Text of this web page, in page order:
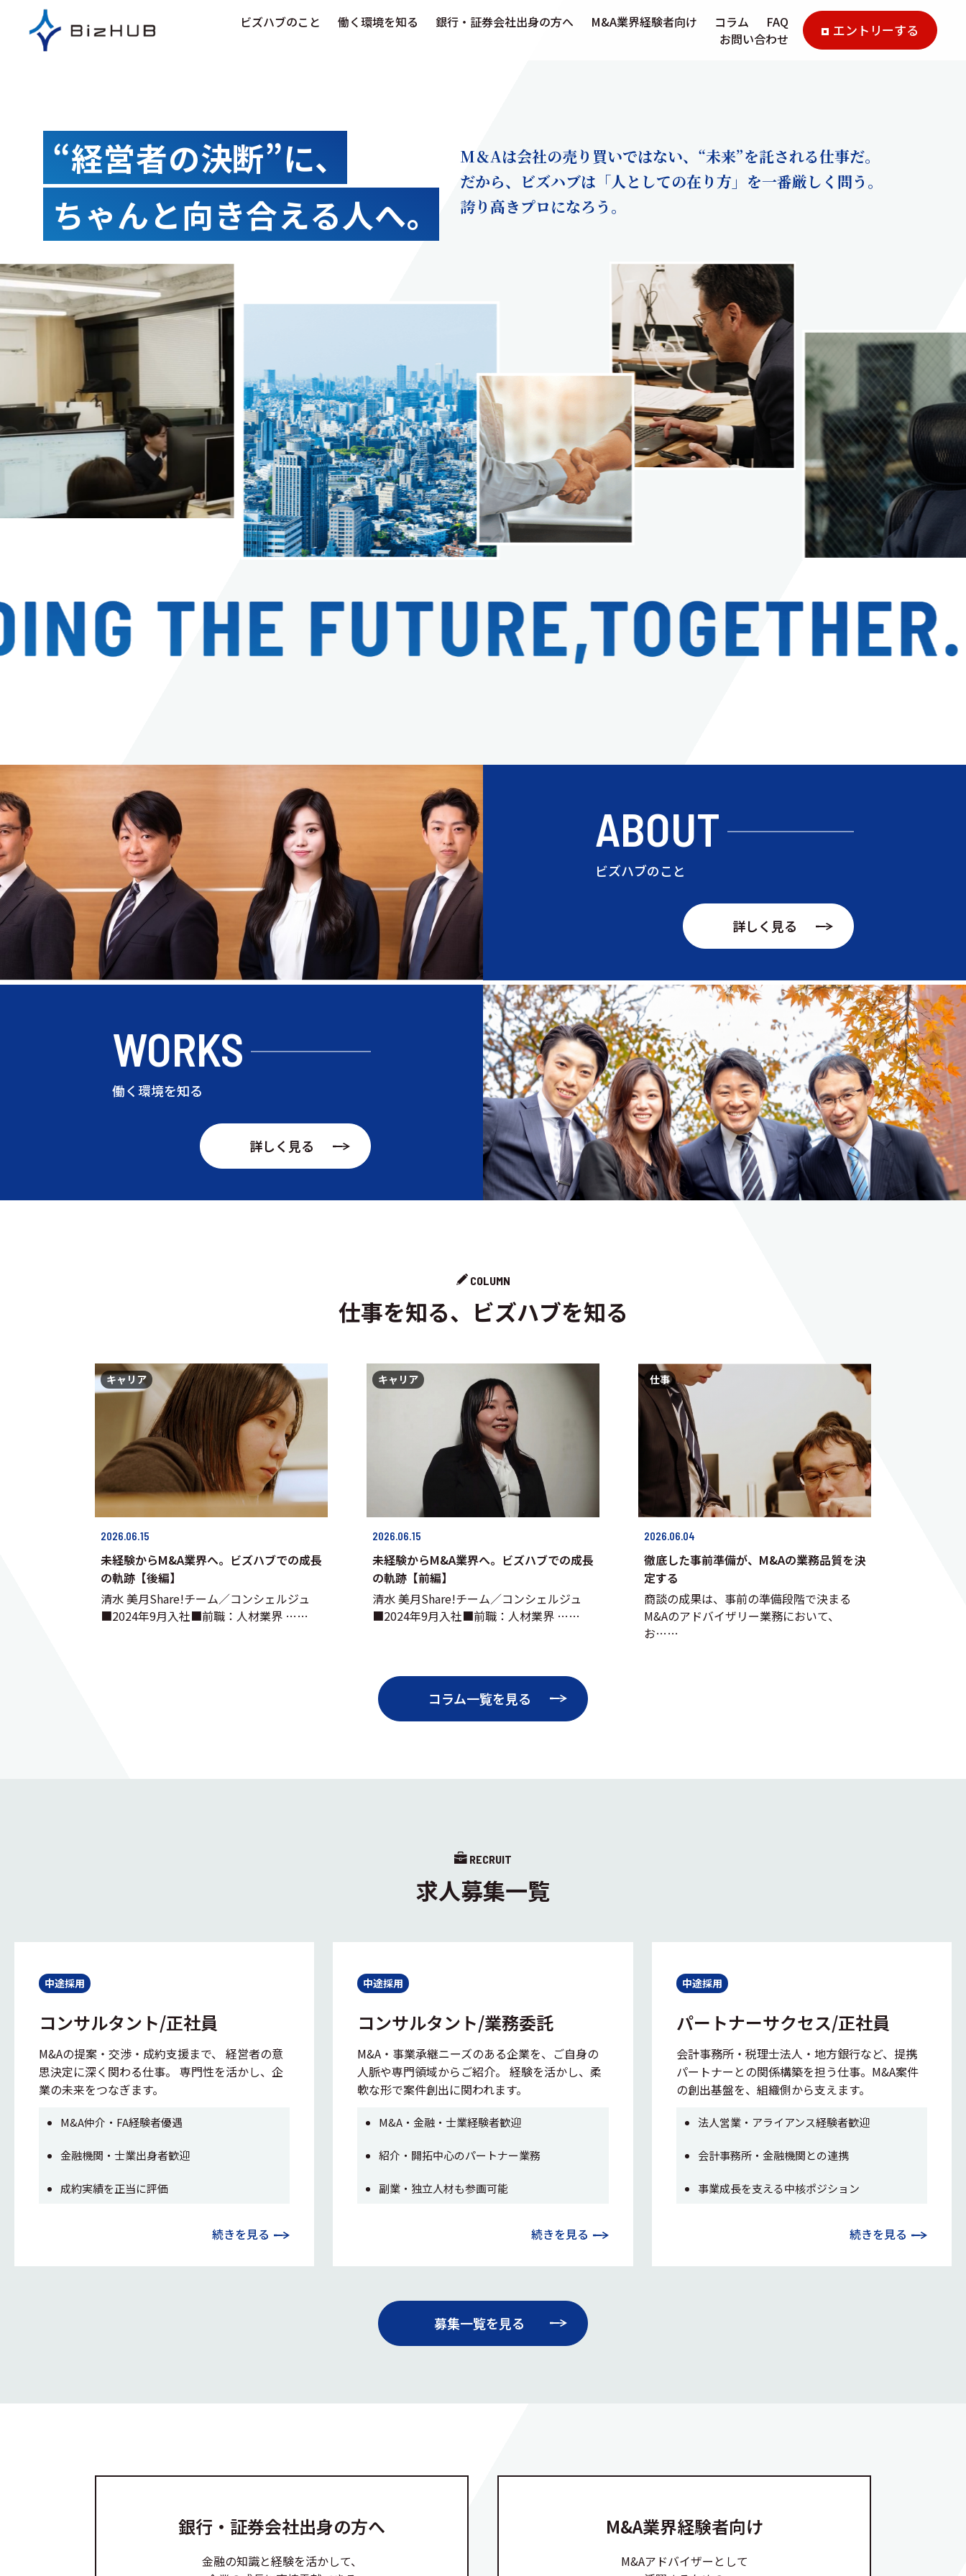
ビズハブのこと 働く環境を知る 銀行・証券会社出身の方へ M&A業界経験者向け コラム
FAQ
お問い合わせ
エントリーする
“経営者の決断”に、
ちゃんと向き合える人へ。
M＆Aは会社の売り買いではない、“未来”を託される仕事だ。
だから、ビズハブは「人としての在り方」を一番厳しく問う。
誇り高きプロになろう。
ABOUT
ビズハブのこと
詳しく見る
WORKS
働く環境を知る
詳しく見る
COLUMN
仕事を知る、ビズハブを知る
2026.06.15
未経験からM&A業界へ。ビズハブでの成長
の軌跡【後編】
清水 美月Share!チーム／コンシェルジュ
■2024年9月入社■前職：人材業界 ……
キャリア
2026.06.15
未経験からM&A業界へ。ビズハブでの成長
の軌跡【前編】
清水 美月Share!チーム／コンシェルジュ
■2024年9月入社■前職：人材業界 ……
キャリア
2026.06.04
徹底した事前準備が、M&Aの業務品質を決
定する
商談の成果は、事前の準備段階で決まる
M&Aのアドバイザリー業務において、
お……
仕事
コラム一覧を見る
RECRUIT
求人募集一覧
中途採用
コンサルタント/正社員
M&Aの提案・交渉・成約支援まで、 経営者の意
思決定に深く関わる仕事。 専門性を活かし、企
業の未来をつなぎます。
M&A仲介・FA経験者優遇
金融機関・士業出身者歓迎
成約実績を正当に評価
続きを見る
中途採用
コンサルタント/業務委託
M&A・事業承継ニーズのある企業を、ご自身の
人脈や専門領域からご紹介。 経験を活かし、柔
軟な形で案件創出に関われます。
M&A・金融・士業経験者歓迎
紹介・開拓中心のパートナー業務
副業・独立人材も参画可能
続きを見る
中途採用
パートナーサクセス/正社員
会計事務所・税理士法人・地方銀行など、提携
パートナーとの関係構築を担う仕事。M&A案件
の創出基盤を、組織側から支えます。
法人営業・アライアンス経験者歓迎
会計事務所・金融機関との連携
事業成長を支える中核ポジション
続きを見る
募集一覧を見る
銀行・証券会社出身の方へ
金融の知識と経験を活かして、
M&A業界経験者向け
M&Aアドバイザーとして